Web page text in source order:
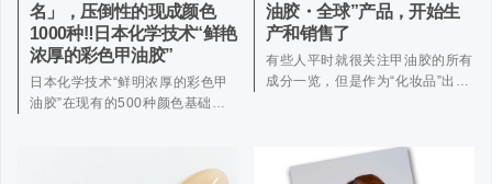
名」，压倒性的现成颜色
1000种‼日本化学技术“鲜艳
浓厚的彩色甲油胶”
日本化学技术“鲜明浓厚的彩色甲
油胶”在现有的500种颜色基础…
油胶・全球”产品，开始生
产和销售了
有些人平时就很关注甲油胶的所有
成分一览，但是作为“化妆品”出…